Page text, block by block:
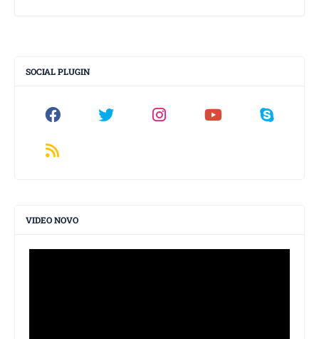
SOCIAL PLUGIN
VIDEO NOVO